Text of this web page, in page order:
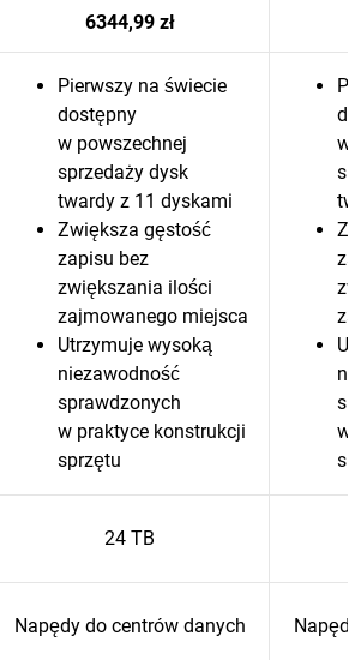
6344,99 zł
Pierwszy na świecie
dostępny
w powszechnej
sprzedaży dysk
twardy z 11 dyskami
Zwiększa gęstość
zapisu bez
zwiększania ilości
zajmowanego miejsca
Utrzymuje wysoką
niezawodność
sprawdzonych
w praktyce konstrukcji
sprzętu
24 TB
Napędy do centrów danych